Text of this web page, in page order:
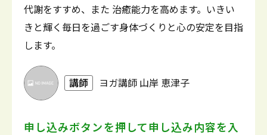
代謝をすすめ、また 治癒能力を高めます。いきい
きと輝く毎日を過ごす身体づくりと心の安定を目指
します。
講師 ヨガ講師 山岸 恵津子
申し込みボタンを押して申し込み内容を入